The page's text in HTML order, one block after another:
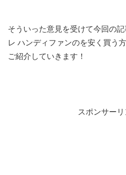
そういった意見を受けて今回の
レ ハンディファンのを安く買う
ご紹介していきます！
スポンサーリ